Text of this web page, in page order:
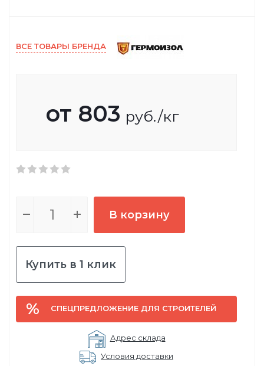
ВСЕ ТОВАРЫ БРЕНДА
от 803 руб./кг
В корзину
Купить в 1 клик
СПЕЦПРЕДЛОЖЕНИЕ ДЛЯ СТРОИТЕЛЕЙ
Адрес склада
Условия доставки